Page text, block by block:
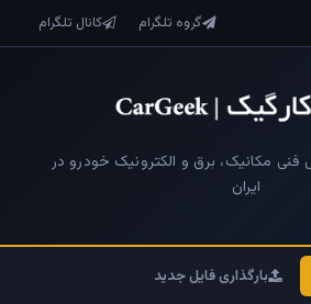
گروه تلگرام کانال تلگرام
فنی مکانیک، برق و الکترونیک خودرو در
ایران
بارگذاری فایل جدید